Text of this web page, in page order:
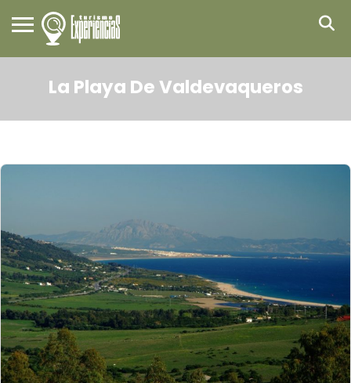
La Playa De Valdevaqueros